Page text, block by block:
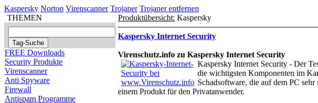
Kaspersky Norton Virenscanner Trojaner Trojaner entfernen
THEMEN
FREE Downloads
Security Produkte
Virenscanner
Anti Spyware
Firewall
Antispam Programme
Produktübersicht: Kaspersky
Kaspersky Internet Security
Virenschutz.info zu Kaspersky Internet Security
Kaspersky Internet Security - Der
die wichtigsten Komponenten im
Schadsoftware, die auf dem PC
einem Produkt für den Privatanwender.